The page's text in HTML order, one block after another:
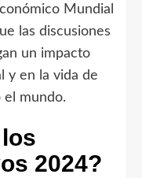
Mundial
las discusiones
un impacto
y en la vida de
el mundo.
2024?